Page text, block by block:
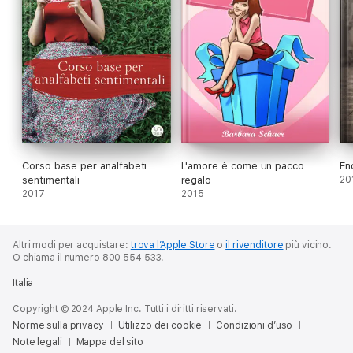
Corso base per analfabeti
sentimentali
2017
L'amore è come un pacco
regalo
2015
Altri modi per acquistare:trova l’Apple Store oil rivenditore più vicino.
O chiama il numero 800 554 533.
Italia
Copyright © 2024 Apple Inc. Tutti i diritti riservati.
Norme sulla privacy
Utilizzo dei cookie
Condizioni d’uso
Note legali
Mappa del sito